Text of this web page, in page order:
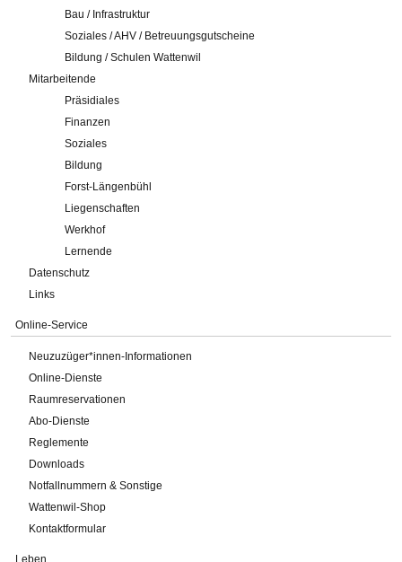
Bau / Infrastruktur
Soziales / AHV / Betreuungsgutscheine
Bildung / Schulen Wattenwil
Mitarbeitende
Präsidiales
Finanzen
Soziales
Bildung
Forst-Längenbühl
Liegenschaften
Werkhof
Lernende
Datenschutz
Links
Online-Service
Neuzuzüger*innen-Informationen
Online-Dienste
Raumreservationen
Abo-Dienste
Reglemente
Downloads
Notfallnummern & Sonstige
Wattenwil-Shop
Kontaktformular
Leben